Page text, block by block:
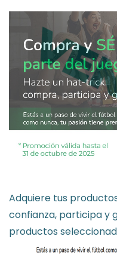
Adquiere tus
confianza, participa y
productos